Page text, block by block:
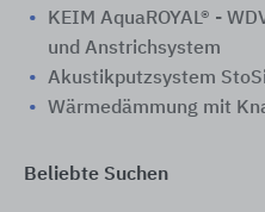
KEIM AquaROYAL® -
und Anstrichsystem
Akustikputzsystem
Wärmedämmung mit
Beliebte Suchen